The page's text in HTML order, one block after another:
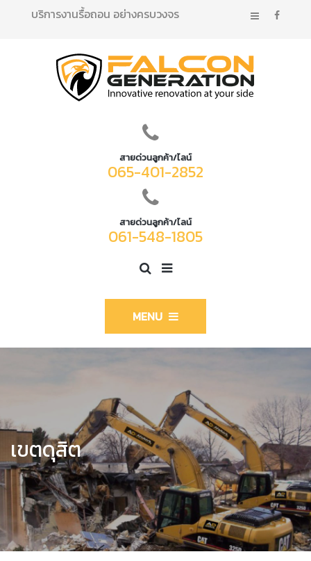
บริการงานรื้อถอน อย่างครบวงจร
สายด่วนลูกค้า/ไลน์
065-401-2852
สายด่วนลูกค้า/ไลน์
061-548-1805
MENU
เขตดุสิต